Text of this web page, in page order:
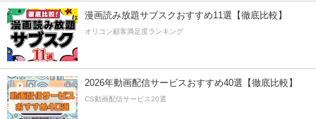
漫画読み放題サブスクおすすめ11選【徹底比較】
オリコン顧客満足度ランキング
2026年動画配信サービスおすすめ40選【徹底比較】
CS動画配信サービス20選